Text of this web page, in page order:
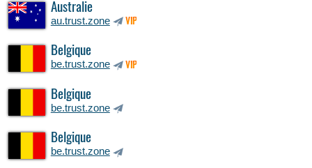
Australie
au.trust.zone VIP
Belgique
be.trust.zone VIP
Belgique
be.trust.zone
Belgique
be.trust.zone